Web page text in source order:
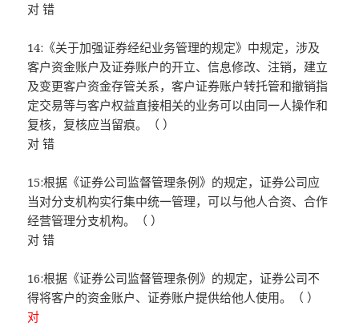
对 错
14:《关于加强证券经纪业务管理的规定》中规定，涉及
客户资金账户及证券账户的开立、信息修改、注销，建立
及变更客户资金存管关系，客户证券账户转托管和撤销指
定交易等与客户权益直接相关的业务可以由同一人操作和
复核，复核应当留痕。（ ）
对 错
15:根据《证券公司监督管理条例》的规定，证券公司应
当对分支机构实行集中统一管理，可以与他人合资、合作
经营管理分支机构。（ ）
对 错
16:根据《证券公司监督管理条例》的规定，证券公司不
得将客户的资金账户、证券账户提供给他人使用。（ ）
对